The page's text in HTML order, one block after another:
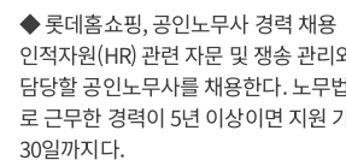
◆ 롯데홈쇼핑, 공인노무사 경력 채용
인적자원(HR) 관련 자문 및 쟁송 관리
담당할 공인노무사를 채용한다. 노무
로 근무한 경력이 5년 이상이면 지원
30일까지다.